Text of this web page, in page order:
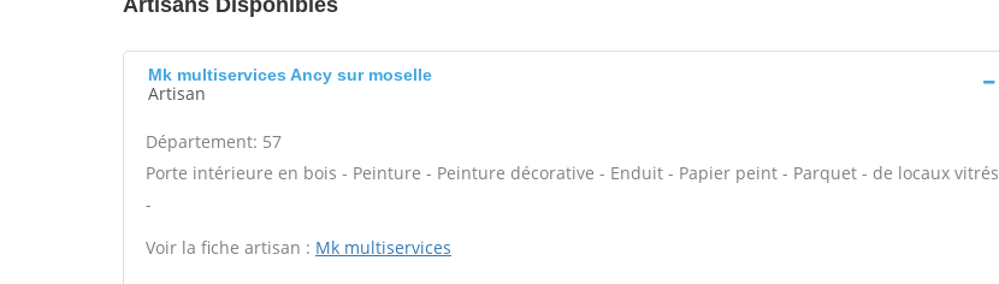
Artisans Disponibles
Mk multiservices Ancy sur moselle
Artisan
Département: 57
Porte intérieure en bois - Peinture - Peinture décorative - Enduit - Papier peint - Parquet - de locaux vitrés
-
Voir la fiche artisan : Mk multiservices